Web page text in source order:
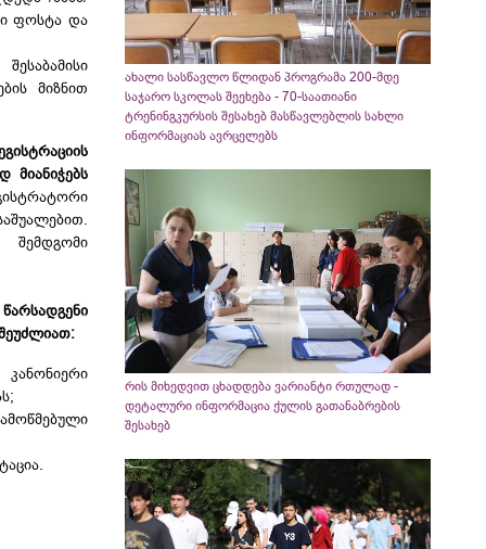
ფოსტა და
მიზნით
შემდგომი
ახალი სასწავლო წლიდან პროგრამა 200-მდე
საჯარო სკოლას შეეხება - 70-საათიანი
ტრენინგკურსის შესახებ მასწავლებლის სახლი
ინფორმაციას ავრცელებს
რის მიხედვით ცხადდება ვარიანტი რთულად -
დეტალური ინფორმაცია ქულის გათანაბრების
შესახებ